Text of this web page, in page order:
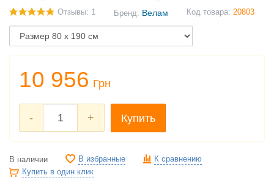
Отзывы: 1 Бренд: Велам Код товара: 20803
10 956 Грн
- + Купить
В наличии В избранные
К сравнению
Купить в один клик